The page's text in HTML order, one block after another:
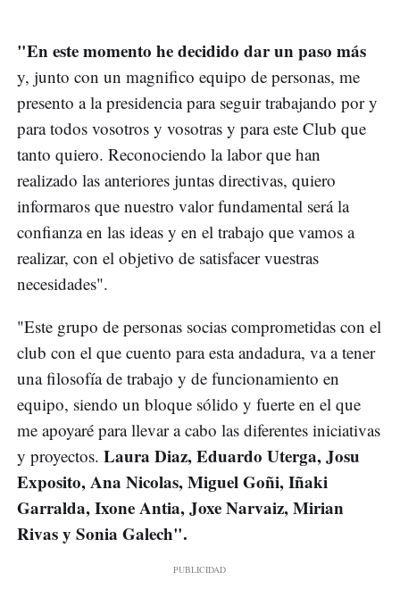
"En este momento he decidido dar un paso más
y, junto con un magnifico equipo de personas, me
presento a la presidencia para seguir trabajando por y
para todos vosotros y vosotras y para este Club que
tanto quiero. Reconociendo la labor que han
realizado las anteriores juntas directivas, quiero
informaros que nuestro valor fundamental será la
confianza en las ideas y en el trabajo que vamos a
realizar, con el objetivo de satisfacer vuestras
necesidades".
"Este grupo de personas socias comprometidas con el
club con el que cuento para esta andadura, va a tener
una filosofía de trabajo y de funcionamiento en
equipo, siendo un bloque sólido y fuerte en el que
me apoyaré para llevar a cabo las diferentes iniciativas
y proyectos. Laura Diaz, Eduardo Uterga, Josu
Exposito, Ana Nicolas, Miguel Goñi, Iñaki
Garralda, Ixone Antia, Joxe Narvaiz, Mirian
Rivas y Sonia Galech".